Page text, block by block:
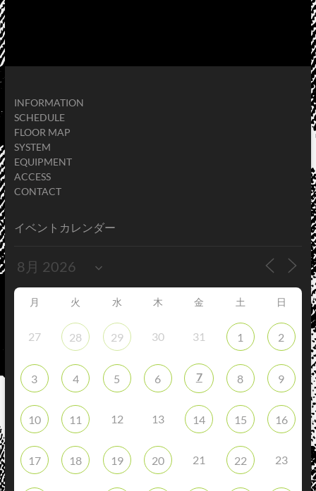
INFORMATION
SCHEDULE
FLOOR MAP
SYSTEM
EQUIPMENT
ACCESS
CONTACT
イベントカレンダー
月 火 水 木 金 土 日
27 28 29 30 31 1 2
3 4 5 6 7 8 9
10 11 12 13 14 15 16
17 18 19 20 21 22 23